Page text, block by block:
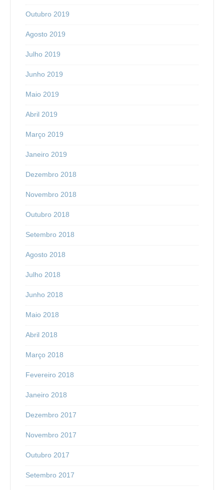
Outubro 2019
Agosto 2019
Julho 2019
Junho 2019
Maio 2019
Abril 2019
Março 2019
Janeiro 2019
Dezembro 2018
Novembro 2018
Outubro 2018
Setembro 2018
Agosto 2018
Julho 2018
Junho 2018
Maio 2018
Abril 2018
Março 2018
Fevereiro 2018
Janeiro 2018
Dezembro 2017
Novembro 2017
Outubro 2017
Setembro 2017